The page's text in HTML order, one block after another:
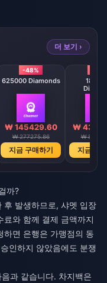
더 보기 ›
-48%
625000 Diamonds
₩ 145429.60
₩ 277275.86
지금 구매하기
₩
₩
지금 구
까?
후 발생하므로, 샤멧 입장
와 함께 결제 금액까지
하면 은행은 가맹점의 동
인하지 않았음에도 분쟁
과 같습니다. 차지백은